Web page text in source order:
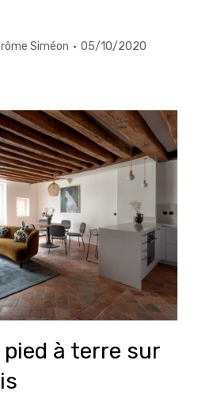
Siméon 05/10/2020
à terre sur